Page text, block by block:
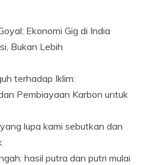
Ekonomi Gig di India
Bukan Lebih
terhadap Iklim:
Pembiayaan Karbon untuk
lupa kami sebutkan dan
hasil putra dan putri mulai